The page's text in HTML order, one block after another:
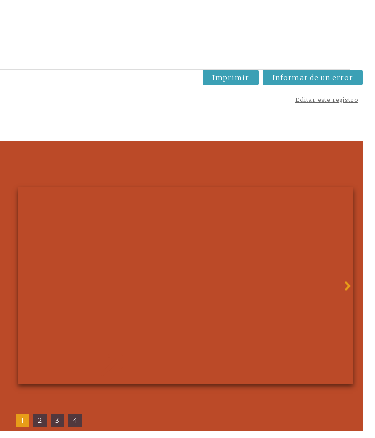
Imprimir Informar de un error
Editar este registro
1 2 3 4